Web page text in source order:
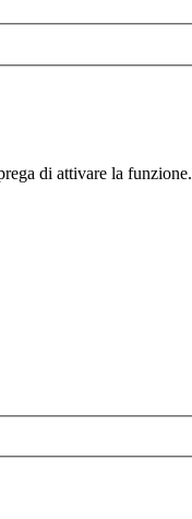
di attivare la funzione.